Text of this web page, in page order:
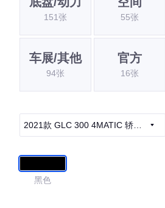
151张 55张
车展/其他
94张
官方
16张
2021款 GLC 300 4MATIC 轿跑
黑色